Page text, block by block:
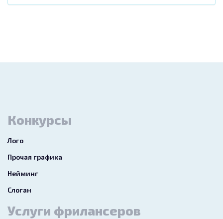
Конкурсы
Лого
Прочая графика
Нейминг
Слоган
Услуги фрилансеров